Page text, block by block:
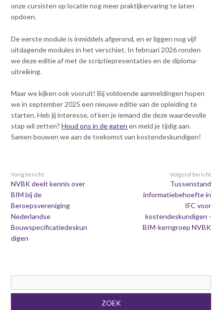
onze cursisten op locatie nog meer praktijkervaring te laten
opdoen.
De eerste module is inmiddels afgerond, en er liggen nog vijf
uitdagende modules in het verschiet. In februari 2026 ronden
we deze editie af met de scriptiepresentaties en de diploma-
uitreiking.
Maar we kijken ook vooruit! Bij voldoende aanmeldingen hopen
we in september 2025 een nieuwe editie van de opleiding te
starten. Heb jij interesse, of ken je iemand die deze waardevolle
stap wil zetten?Houd ons in de gaten en meld je tijdig aan.
Samen bouwen we aan de toekomst van kostendeskundigen!
Vorig bericht
NVBK deelt kennis over
BIM bij de
Beroepsvereniging
Nederlandse
Bouwspecificatiedeskun
digen
Volgend bericht
Tussenstand
informatiebehoefte in
IFC voor
kostendeskundigen -
BIM-kerngroep NVBK
ZOEK
Zoek